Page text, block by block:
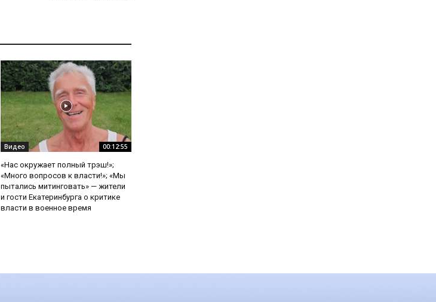
Видео 00:12:55
«Нас окружает полный трэш!»;
«Много вопросов к власти!»; «Мы
пытались митинговать» — жители
и гости Екатеринбурга о критике
власти в военное время